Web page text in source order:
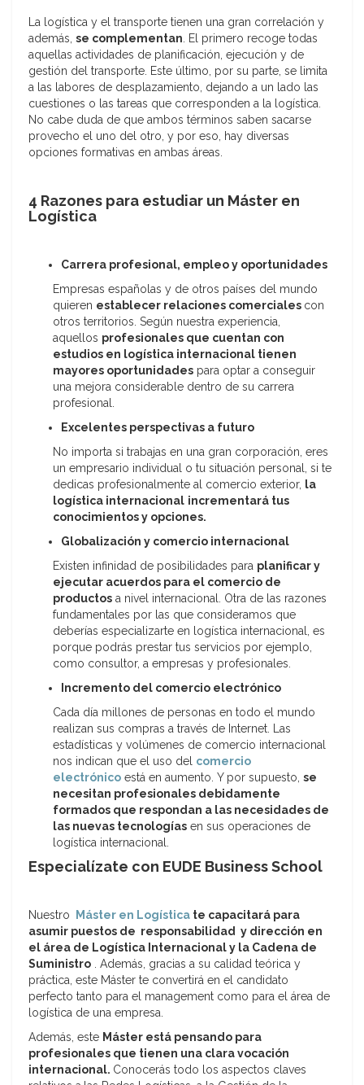
La logística y el transporte tienen una gran correlación y
además, se complementan. El primero recoge todas
aquellas actividades de planificación, ejecución y de
gestión del transporte. Este último, por su parte, se limita
a las labores de desplazamiento, dejando a un lado las
cuestiones o las tareas que corresponden a la logística.
No cabe duda de que ambos términos saben sacarse
provecho el uno del otro, y por eso, hay diversas
opciones formativas en ambas áreas.
4 Razones para estudiar un Máster en
Logística
Carrera profesional, empleo y oportunidades
Empresas españolas y de otros países del mundo
quieren establecer relaciones comerciales con
otros territorios. Según nuestra experiencia,
aquellos profesionales que cuentan con
estudios en logística internacional tienen
mayores oportunidades para optar a conseguir
una mejora considerable dentro de su carrera
profesional.
Excelentes perspectivas a futuro
No importa si trabajas en una gran corporación, eres
un empresario individual o tu situación personal, si te
dedicas profesionalmente al comercio exterior, la
logística internacional incrementará tus
conocimientos y opciones.
Globalización y comercio internacional
Existen infinidad de posibilidades para planificar y
ejecutar acuerdos para el comercio de
productos a nivel internacional. Otra de las razones
fundamentales por las que consideramos que
deberías especializarte en logística internacional, es
porque podrás prestar tus servicios por ejemplo,
como consultor, a empresas y profesionales.
Incremento del comercio electrónico
Cada día millones de personas en todo el mundo
realizan sus compras a través de Internet. Las
estadísticas y volúmenes de comercio internacional
nos indican que el uso del comercio
electrónico está en aumento. Y por supuesto, se
necesitan profesionales debidamente
formados que respondan a las necesidades de
las nuevas tecnologías en sus operaciones de
logística internacional.
Especialízate con EUDE Business School
Nuestro Máster en Logística te capacitará para
asumir puestos de responsabilidad y dirección en
el área de Logística Internacional y la Cadena de
Suministro . Además, gracias a su calidad teórica y
práctica, este Máster te convertirá en el candidato
perfecto tanto para el management como para el área de
logística de una empresa.
Además, este Máster está pensando para
profesionales que tienen una clara vocación
internacional. Conocerás todo los aspectos claves